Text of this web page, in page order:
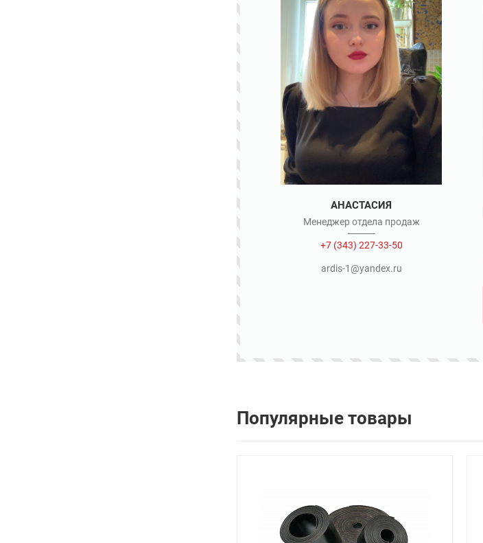
АНАСТАСИЯ
Менеджер отдела продаж
+7 (343) 227-33-50
ardis-1@yandex.ru
Популярные товары